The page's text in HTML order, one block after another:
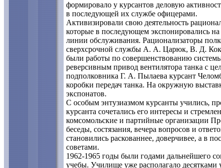
формировало у курсантов деловую
в последующей их службе офицерами.
Активизировали свою деятельность
которые в последующем экспонировались
линии обслуживания. Рационализаторы
сверхсрочной службы А. А. Царюк, В. Д.
были работы по совершенствованию
реверсивным привод вентилятора танка с
подполковника Г. А. Пылаева курсант
коробки передач танка. На окружную
экспонатов.
С особым энтузиазмом курсанты учились,
курсанта сочетались его интересы и
комсомольские и партийные организации
беседы, состязания, вечера вопросов и
становились раскованнее, доверчивее, а в
советами.
1962-1965 годы были годами дальнейшего
учебы. Училище уже располагало